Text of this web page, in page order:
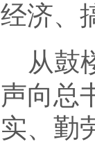
经济、
从鼓
声向总
实、勤